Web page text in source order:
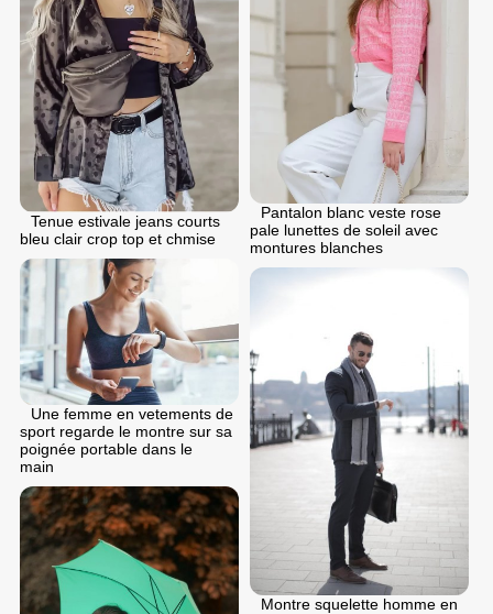
Pantalon blanc veste rose
pale lunettes de soleil avec
montures blanches
Tenue estivale jeans courts
bleu clair crop top et chmise
Une femme en vetements de
sport regarde le montre sur sa
poignée portable dans le
main
Montre squelette homme en